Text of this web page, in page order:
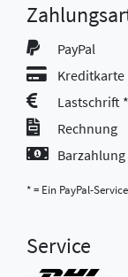
PayPal
Kreditkarte
Lastschrift *
Rechnung
Barzahlung
* = Ein PayPal-
Service